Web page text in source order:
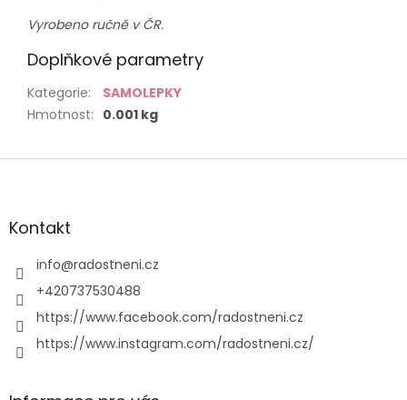
Vyrobeno ručně v ČR.
Doplňkové parametry
Kategorie:
SAMOLEPKY
Hmotnost: 0.001 kg
Z
aKontakt
info@radostneni.cz
+420737530488
https://www.facebook.com/radostneni.cz
https://www.instagram.com/radostneni.cz/